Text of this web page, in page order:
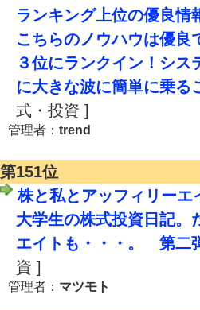
ランキング上位の優良情
こちらのノウハウは優良
３位にランクイン！シス
に大きな波に簡単に乗る
式・投資 ]
管理者： trend
第151位
株と私とアッフィリーエ
大学生の株式投資日記。
エイトも・・・。 第二
資 ]
管理者： マツモト